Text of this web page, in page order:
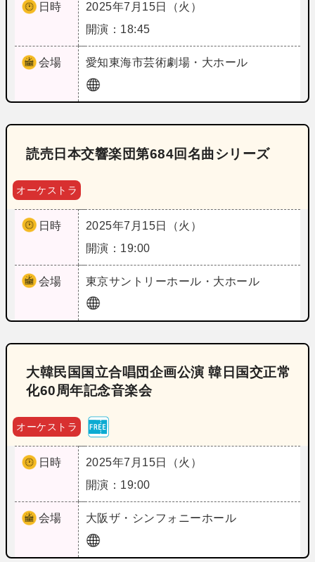
日時
2025年7月15日（火）
開演：18:45
会場 愛知東海市芸術劇場・大ホール
読売日本交響楽団第684回名曲シリーズ
オーケストラ
日時
2025年7月15日（火）
開演：19:00
会場 東京サントリーホール・大ホール
大韓民国国立合唱団企画公演 韓日国交正常
化60周年記念音楽会
オーケストラ
日時
2025年7月15日（火）
開演：19:00
会場 大阪ザ・シンフォニーホール